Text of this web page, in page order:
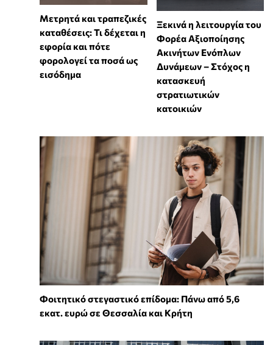
Μετρητά και τραπεζικές
καταθέσεις: Τι δέχεται η
εφορία και πότε
φορολογεί τα ποσά ως
εισόδημα
Ξεκινά η λειτουργία του
Φορέα Αξιοποίησης
Ακινήτων Ενόπλων
Δυνάμεων – Στόχος η
κατασκευή
στρατιωτικών
κατοικιών
Φοιτητικό στεγαστικό επίδομα: Πάνω από 5,6
εκατ. ευρώ σε Θεσσαλία και Κρήτη